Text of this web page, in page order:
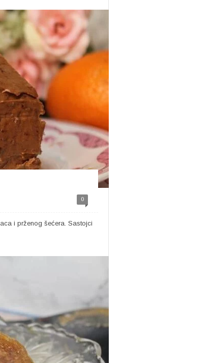
0
i prženog šećera. Sastojci